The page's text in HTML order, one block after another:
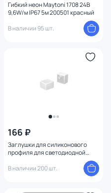
Гибкий неон Maytoni 1708 24В
9,6W/м IP67 5м 200501 красный
В наличии 95 шт.
166 ₽
Заглушки для силиконового
профиля для светодиодной
ленты (2 шт.) Elektrostandard
ZLL-2-ALP026
В наличии 200 шт.